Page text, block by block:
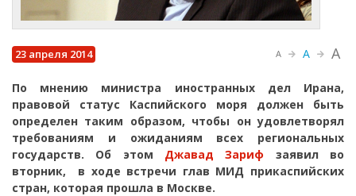
23 апреля 2014 A A A
По мнению министра иностранных дел Ирана,
правовой статус Каспийского моря должен быть
определен таким образом, чтобы он удовлетворял
требованиям и ожиданиям всех региональных
государств. Об этом Джавад Зариф заявил во
вторник, в ходе встречи глав МИД прикаспийских
стран, которая прошла в Москве.